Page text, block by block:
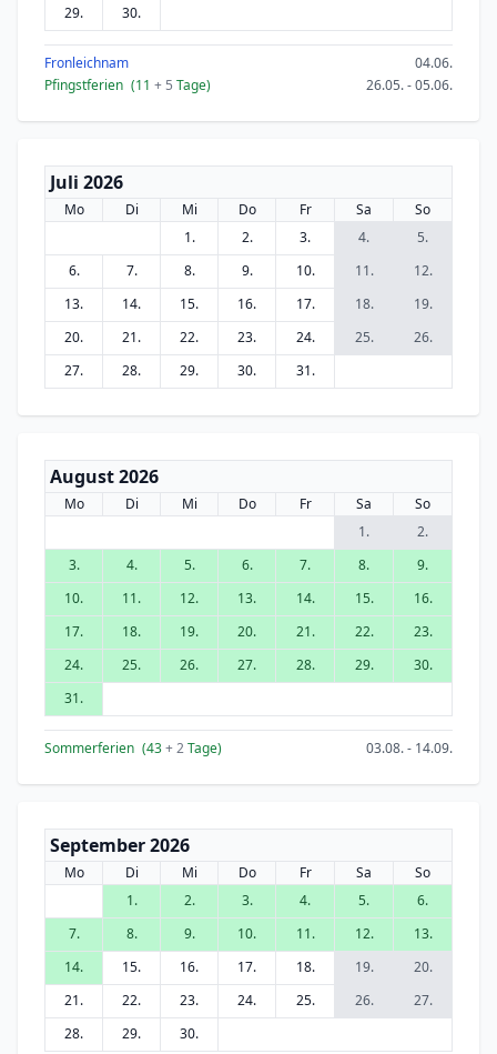
29. 30.
Fronleichnam
04.06.
Pfingstferien (11 + 5 Tage) 26.05. - 05.06.
Juli 2026
Mo Di Mi Do Fr Sa
So
1.
2. 3. 4.
5.
6.
7. 8. 9. 10. 11.
12.
13.
14. 15. 16. 17. 18.
19.
20.
21. 22. 23. 24. 25.
26.
27.
28. 29. 30. 31.
August 2026
Mo Di Mi Do Fr Sa
So
1.
2.
3.
4. 5. 6. 7. 8.
9.
10.
11. 12. 13. 14. 15.
16.
17.
18. 19. 20. 21. 22.
23.
24.
25. 26. 27. 28. 29.
30.
31.
Sommerferien (43+ 2Tage) 03.08. - 14.09.
September 2026
Mo Di Mi Do Fr Sa
So
1.
2. 3. 4. 5.
6.
7.
8. 9. 10. 11. 12.
13.
14.
15. 16. 17. 18. 19.
20.
21.
22. 23. 24. 25. 26.
27.
28.
29. 30.